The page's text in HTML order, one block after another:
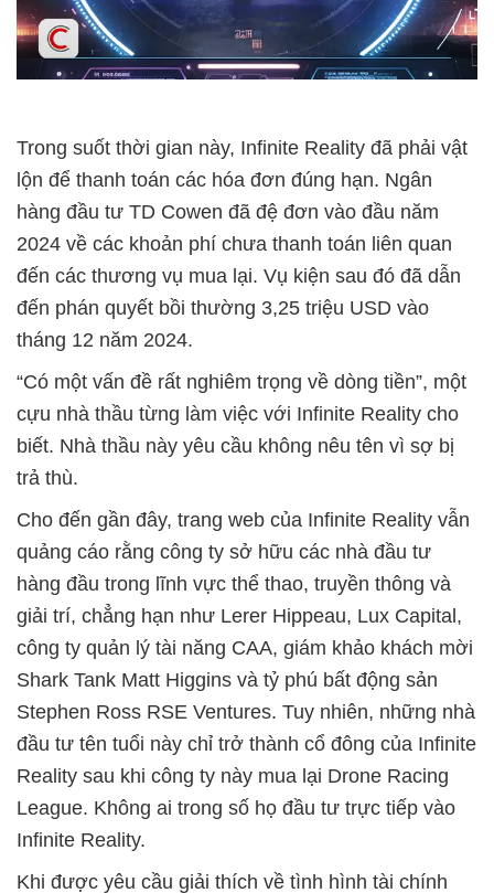
Trong suốt thời gian này, Infinite Reality đã phải vật
lộn để thanh toán các hóa đơn đúng hạn. Ngân
hàng đầu tư TD Cowen đã đệ đơn vào đầu năm
2024 về các khoản phí chưa thanh toán liên quan
đến các thương vụ mua lại. Vụ kiện sau đó đã dẫn
đến phán quyết bồi thường 3,25 triệu USD vào
tháng 12 năm 2024.
“Có một vấn đề rất nghiêm trọng về dòng tiền”, một
cựu nhà thầu từng làm việc với Infinite Reality cho
biết. Nhà thầu này yêu cầu không nêu tên vì sợ bị
trả thù.
Cho đến gần đây, trang web của Infinite Reality vẫn
quảng cáo rằng công ty sở hữu các nhà đầu tư
hàng đầu trong lĩnh vực thể thao, truyền thông và
giải trí, chẳng hạn như Lerer Hippeau, Lux Capital,
công ty quản lý tài năng CAA, giám khảo khách mời
Shark Tank Matt Higgins và tỷ phú bất động sản
Stephen Ross RSE Ventures. Tuy nhiên, những nhà
đầu tư tên tuổi này chỉ trở thành cổ đông của Infinite
Reality sau khi công ty này mua lại Drone Racing
League. Không ai trong số họ đầu tư trực tiếp vào
Infinite Reality.
Khi được yêu cầu giải thích về tình hình tài chính